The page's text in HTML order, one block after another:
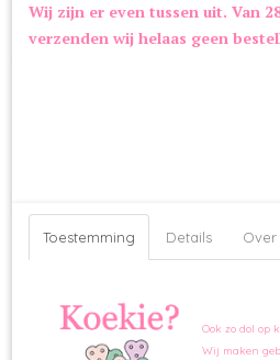
Home>OVERIG>ZOMER >KONG
Wij zijn er even tussen uit. Van
verzenden wij helaas geen
Toestemming Details Over
Ook zo dol op
Wij maken